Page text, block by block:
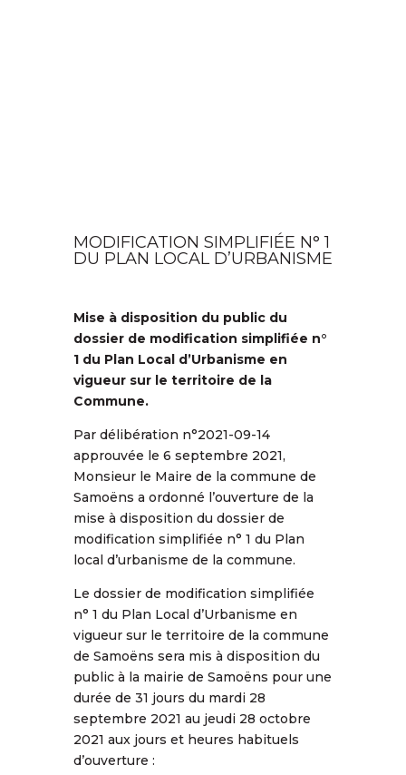
MODIFICATION SIMPLIFIÉE N° 1
DU PLAN LOCAL D’URBANISME
Mise à disposition du public du
dossier de modification simplifiée n°
1 du Plan Local d’Urbanisme en
vigueur sur le territoire de la
Commune.
Par délibération n°2021-09-14
approuvée le 6 septembre 2021,
Monsieur le Maire de la commune de
Samoëns a ordonné l’ouverture de la
mise à disposition du dossier de
modification simplifiée n° 1 du Plan
local d’urbanisme de la commune.
Le dossier de modification simplifiée
n° 1 du Plan Local d’Urbanisme en
vigueur sur le territoire de la commune
de Samoëns sera mis à disposition du
public à la mairie de Samoëns pour une
durée de 31 jours du mardi 28
septembre 2021 au jeudi 28 octobre
2021 aux jours et heures habituels
d’ouverture :